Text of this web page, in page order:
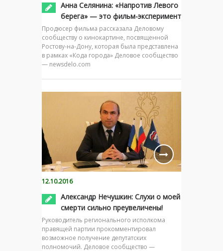
Анна Селянина: «Напротив Левого
берега» — это фильм-эксперимент
Продюсер фильма рассказала Деловому
сообществу о кинокартине, посвященной
Ростову-на-Дону, которая была представлена
в рамках «Кода города» Деловое сообщество
— newsdelo.com
12.10.2016
Александр Нечушкин: Слухи о моей
смерти сильно преувеличены!
Руководитель регионального исполкома
правящей партии прокомментировал
возможное получение депутатских
полномочий. Деловое сообщество —